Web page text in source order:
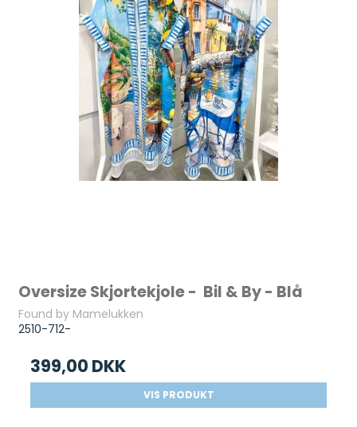
Oversize Skjortekjole - Bil & By - Blå
Found by Mamelukken
2510-712-
399,00 DKK
VIS PRODUKT